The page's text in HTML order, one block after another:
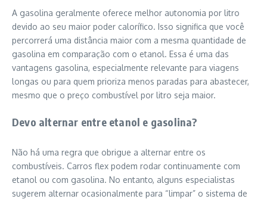
A gasolina geralmente oferece melhor autonomia por litro
devido ao seu maior poder calorífico. Isso significa que você
percorrerá uma distância maior com a mesma quantidade de
gasolina em comparação com o etanol. Essa é uma das
vantagens gasolina, especialmente relevante para viagens
longas ou para quem prioriza menos paradas para abastecer,
mesmo que o preço combustível por litro seja maior.
Devo alternar entre etanol e gasolina?
Não há uma regra que obrigue a alternar entre os
combustíveis. Carros flex podem rodar continuamente com
etanol ou com gasolina. No entanto, alguns especialistas
sugerem alternar ocasionalmente para “limpar” o sistema de